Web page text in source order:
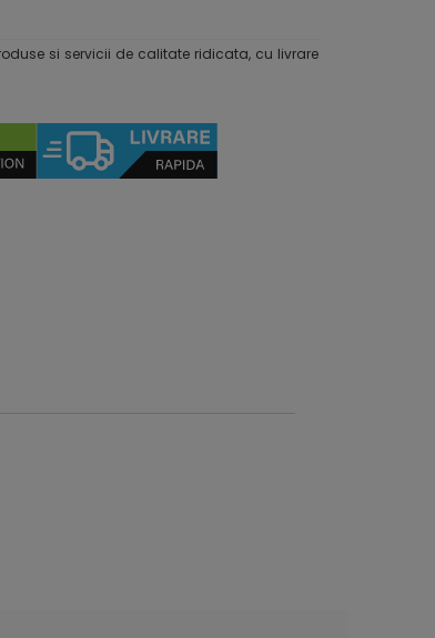
si servicii de calitate ridicata, cu livrare